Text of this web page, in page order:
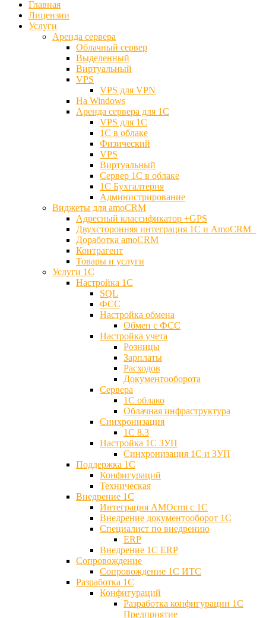
Главная
Лицензии
Услуги
Аренда сервера
Облачный сервер
Выделенный
Виртуальный
VPS
VPS для VPN
На Windows
Аренда сервера для 1С
VPS для 1С
1С в облаке
Физический
VPS
Виртуальный
Сервер 1С в облаке
1С Бухгалтерия
Администрирование
Виджеты для amoCRM
Адресный классификатор +GPS
Двухсторонняя интеграция 1С и AmoCRM
Доработка amoCRM
Контрагент
Товары и услуги
Услуги 1С
Настройка 1С
SQL
ФСС
Настройка обмена
Обмен с ФСС
Настройка учета
Розницы
Зарплаты
Расходов
Документооборота
Сервера
1С облако
Облачная инфраструктура
Синхронизация
1С 8.3
Настройка 1С ЗУП
Синхронизация 1С и ЗУП
Поддержка 1С
Конфигураций
Техническая
Внедрение 1С
Интеграция AMOcrm с 1C
Внедрение документооборот 1С
Специалист по внедрению
ERP
Внедрение 1С ERP
Cопровождение
Cопровождение 1С ИТС
Разработка 1C
Конфигураций
Разработка конфигурации 1С
Предприятие